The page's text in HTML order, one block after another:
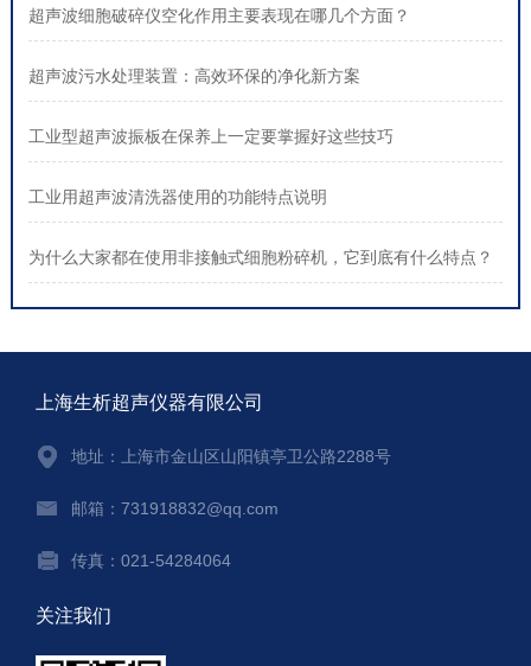
超声波细胞破碎仪空化作用主要表现在哪几个方面？
超声波污水处理装置：高效环保的净化新方案
工业型超声波振板在保养上一定要掌握好这些技巧
工业用超声波清洗器使用的功能特点说明
为什么大家都在使用非接触式细胞粉碎机，它到底有什么特点？
上海生析超声仪器有限公司
地址：上海市金山区山阳镇亭卫公路2288号
邮箱：731918832@qq.com
传真：021-54284064
关注我们